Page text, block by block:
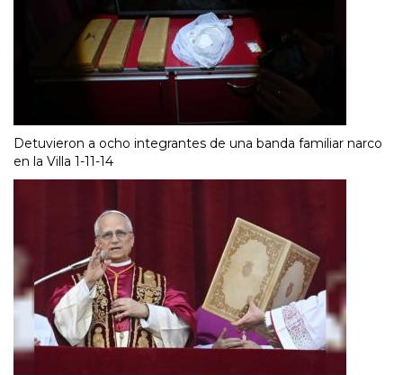
Detuvieron a ocho integrantes de una banda familiar narco
en la Villa 1-11-14